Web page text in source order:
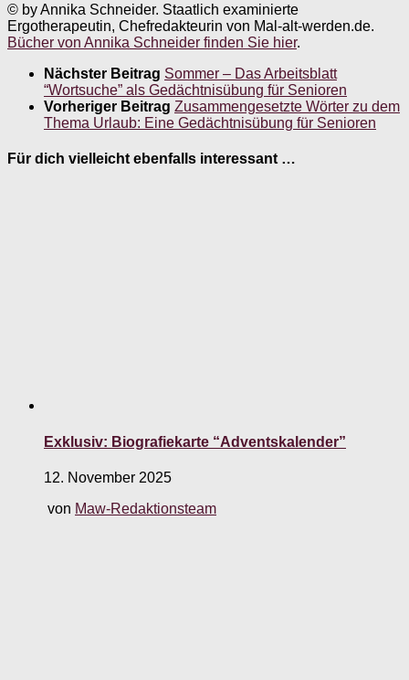
© by Annika Schneider. Staatlich examinierte
Ergotherapeutin, Chefredakteurin von Mal-alt-werden.de.
Bücher von Annika Schneider finden Sie hier.
Nächster Beitrag Sommer – Das Arbeitsblatt
“Wortsuche” als Gedächtnisübung für Senioren
Vorheriger Beitrag Zusammengesetzte Wörter zu dem
Thema Urlaub: Eine Gedächtnisübung für Senioren
Für dich vielleicht ebenfalls interessant …
Exklusiv: Biografiekarte “Adventskalender”
12. November 2025
von Maw-Redaktionsteam